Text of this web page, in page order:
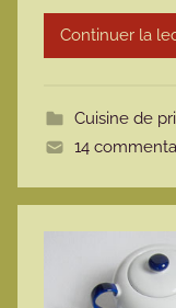
Continuer la
Cuisine de
14